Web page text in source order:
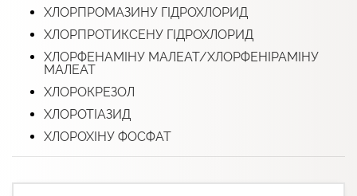
ХЛОРПРОМАЗИНУ ГІДРОХЛОРИД
ХЛОРПРОТИКСЕНУ ГІДРОХЛОРИД
ХЛОРФЕНАМІНУ МАЛЕАТ/ХЛОРФЕНІРАМІНУ
МАЛЕАТ
ХЛОРОКРЕЗОЛ
ХЛОРОТІАЗИД
ХЛОРОХІНУ ФОСФАТ